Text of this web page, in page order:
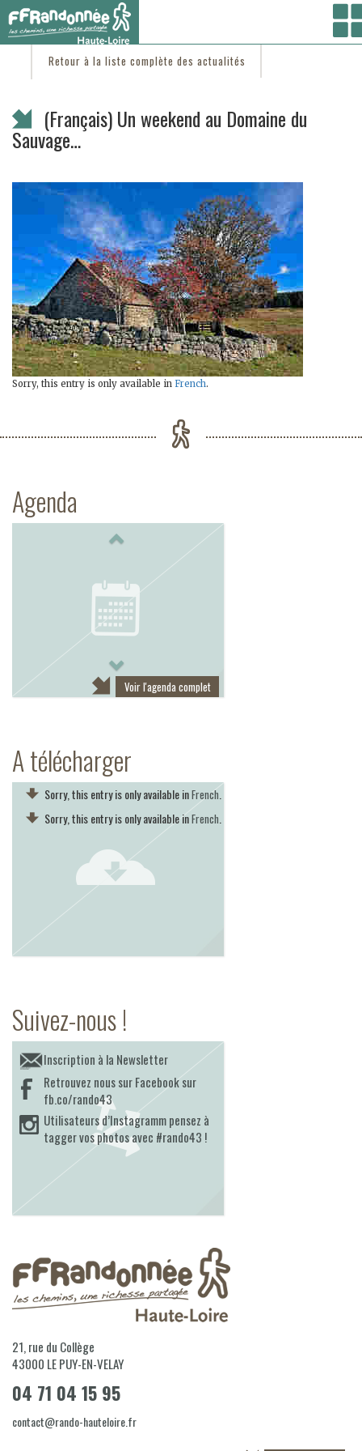
Vous êtes ici :Accueil/C'est d'actu / (Français) Un weekend au Domaine du Sauvage…
Retour à la liste complète des actualités
(Français) Un weekend au Domaine du
Sauvage…
Sorry, this entry is only available in French.
Agenda
Voir l'agenda complet
A télécharger
Sorry, this entry is only available inFrench
Sorry, this entry is only available inFrench
Suivez-nous !
Inscription à la Newsletter
Retrouvez nous sur Facebook sur
fb.co/rando43
Utilisateurs d’Instagramm pensez à
tagger vos photos avec #rando43 !
21, rue du Collège
43000 LE PUY-EN-VELAY
04 71 04 15 95
contact@rando-hauteloire.fr